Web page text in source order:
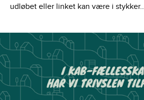
udløbet eller linket kan være i stykker..